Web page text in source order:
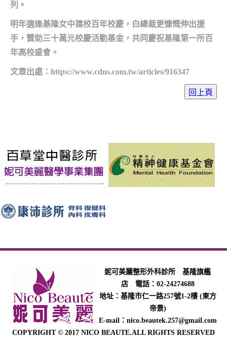
列。
明年適逢基隆女中建校百年校慶，白總裁更慷慨伸出援
手，贊助三十萬元校慶活動基金，共同慶祝基隆第一所百
年高校盛會。
文章出處：https://www.cdns.com.tw/articles/916347
回上頁
妮可美麗整形外科診所 基隆旗艦
店 電話：02-24274688
地址：基隆市仁一路257號1-2樓 (東方
帝景)
E-mail：nico.beautek.257@gmail.com
COPYRIGHT © 2017 NICO BEAUTE.ALL RIGHTS RESERVED